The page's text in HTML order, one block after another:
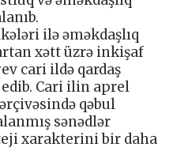
ilə əməkdaşlıq
xətt üzrə inkişaf
cari ildə qardaş
Cari ilin aprel
qəbul
sənədlər
xarakterini bir daha